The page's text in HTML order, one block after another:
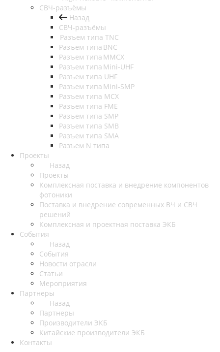
СВЧ-разъёмы
Назад
СВЧ-разъёмы
Разъем типа TNC
Разъем типа BNC
Разъем типа MMCX
Разъем типа Mini-UHF
Разъем типа UHF
Разъем типа Mini-SMP
Разъем типа MCX
Разъем типа FME
Разъем типа SMP
Разъем типа SMB
Разъем типа SMA
Разъем N типа
Проекты
Назад
Проекты
Комплексная поставка и внедрение компонентов
фотоники
Поставка и внедрение современных ВЧ и СВЧ
решений
Комплексная и проектная поставка ЭКБ
События
Назад
События
Новости отрасли
Статьи
Мероприятия
Партнеры
Назад
Партнеры
Производители ЭКБ
Китайские производители ЭКБ
Контакты